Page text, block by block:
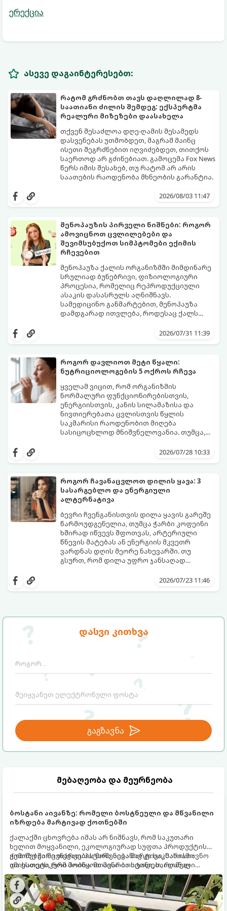
დასვი კითხვა
გაგზავნა
მებაღეობა და მეურნეობა
ბოსტანი აივანზე: რომელი ბოსტნეული და მწვანილი
იზრდება მარტივად ქოთნებში
ქალაქში ცხოვრება იმას არ ნიშნავს, რომ საკუთარი
ხელით მოყვანილი, ეკოლოგიურად სუფთა პროდუქტის
გემოზე უარი თქვათ. პატარა აივანიც კი საკმარისია
იმისათვის, რომ მოიწყოთ მინი-ბოსტანი, საიდანაც
ყოველდღიურად ახალ, არომატულ მწვანილსა და
ბოსტნეულს მოკრეფთ.
ქოთნებში მცენარეების მოშენება მარტივი, სასიამოვნო
და ესთეტიკური ჰობია. მთავარია იცოდეთ, რომელი
კულტურები ეგუებიან ქოთნის პირობებს ყველაზე კარგად
და როგორ მოუაროთ მათ სწორად.
ერექცია
ასევე დაგაინტერესებთ:
რატომ გრძნობთ თავს დაღლილად 8-
საათიანი ძილის შემდეგ: ექსპერტმა
რეალური მიზეზები დაასახელა
თქვენ შესაძლოა დღე-ღამის მესამედს
დასვენებას უთმობდეთ, მაგრამ მაინც
ისეთი შეგრძნებით იღვიძებდეთ, თითქოს
საერთოდ არ გძინებიათ. გამოცემა Fox News
წერს იმის შესახებ, თუ რატომ არ არის
საათების რაოდენობა მხნეობის გარანტია.
2026/08/03 11:47
მენოპაუზის პირველი ნიშნები: როგორ
ამოვიცნოთ ცვლილებები და
შევიმსუბუქოთ სიმპტომები ექიმის
რჩევებით
მენოპაუზა ქალის ორგანიზმში მიმდინარე
სრულიად ბუნებრივი, ფიზიოლოგიური
პროცესია, რომელიც რეპროდუქციული
ასაკის დასასრულს აღნიშნავს.
სამედიცინო განმარტებით, მენოპაუზა
დამდგარად ითვლება, როდესაც ქალს
ცვლილებები ამ მომენტამდე ბევრად ადრე
საშუალოდ 40-დან 50 წლამდე ასაკში იწყება
და შესაძლოა 4-დან 8 წლამდე
გაგრძელდეს).
იმისათვის, რომ ეს პერიოდი შფოთვის
გარეშე გაიაროთ, მნიშვნელოვანია
იცოდეთ, რა სიგნალებს გზავნის ორგანიზმი
და როგორ შეიმსუბუქოთ მდგომარეობა
მეან-გინეკოლოგებისა და
ნუტრიციოლოგების რეკომენდაციებით.
2026/07/31 11:39
როგორ დავლიოთ მეტი წყალი:
ნუტრიციოლოგების 5 ოქროს რჩევა
ყველამ ვიცით, რომ ორგანიზმის
ნორმალური ფუნქციონირებისთვის,
ენერგიისთვის, კანის სილამაზისა და
ნივთიერებათა ცვლისთვის წყლის
საკმარისი რაოდენობით მიღება
სასიცოცხლოდ მნიშვნელოვანია. თუმცა,
უბრალოდ ჩვევის არქონის გამო, დღის
გამოწვევად რჩება.
დალევა ან მისი გემო მოსაწყენი
დაგეხმარებათ, წყლის სმა
ყოველდღიურ, სასიამოვნო ჩვევად
აქციოთ.
2026/07/28 10:33
როგორ ჩავანაცვლოთ დილის ყავა: 3
სასარგებლო და ენერგიული
ალტერნატივა
ბევრი ჩვენგანისთვის დილა ყავის გარეშე
წარმოუდგენელია, თუმცა ჭარბი კოფეინი
ხშირად იწვევს შფოთვას, არტერიული
წნევის მატებას ან ენერგიის მკვეთრ
ვარდნას დღის მეორე ნახევარში. თუ
გსურთ, რომ დილა უფრო ჯანსაღად
შეინარჩუნოთ, ექსპერტები ყავის სამ
თქვენთვის სასურველი სასმელი:2026/07/23 11:46